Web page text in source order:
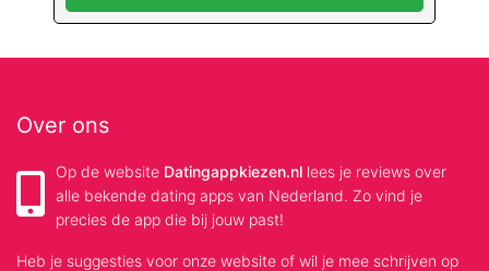
Over ons
Op de website Datingappkiezen.nl lees je reviews over
alle bekende dating apps van Nederland. Zo vind je
precies de app die bij jouw past!
Heb je suggesties voor onze website of wil je mee schrijven op